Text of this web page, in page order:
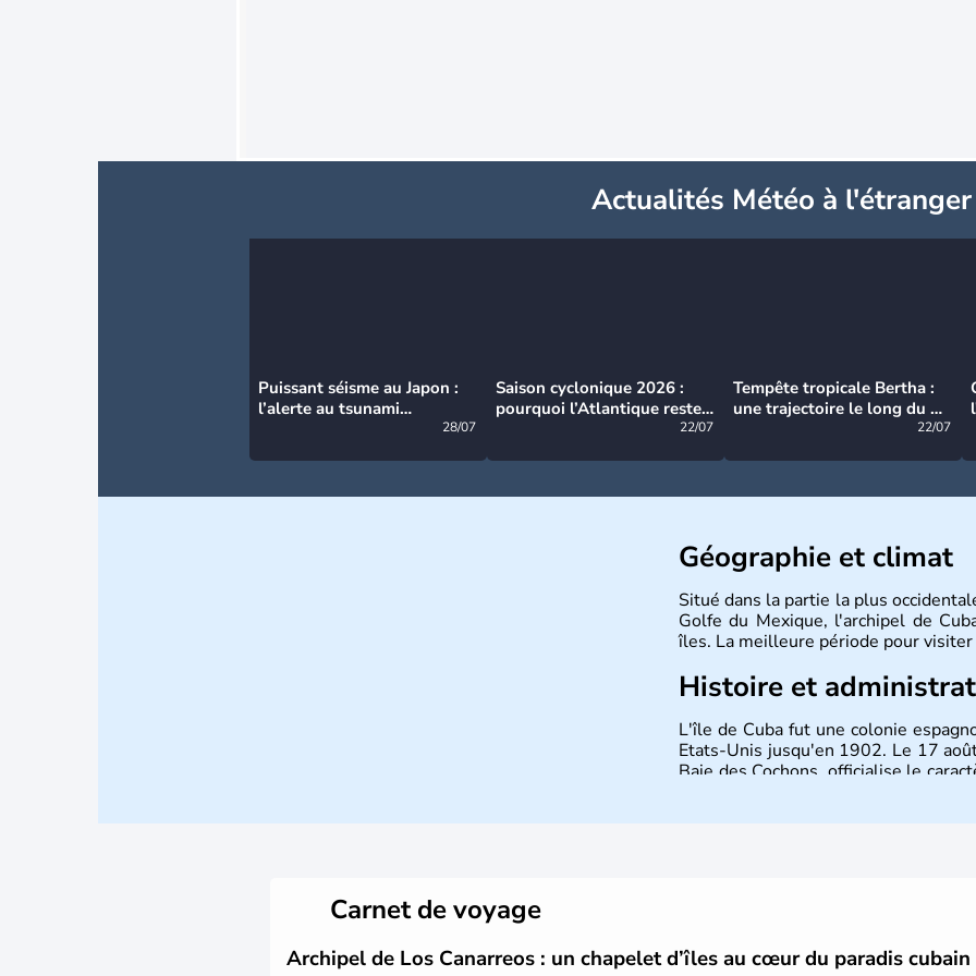
Actualités Météo à l'étranger
Puissant séisme au Japon :
l’alerte au tsunami
28/07
Saison cyclonique 2026 :
pourquoi l’Atlantique reste
22/07
Tempête tropicale Bertha :
une trajectoire le long du du
22/07
Géographie et climat
Situé dans la partie la plus
Golfe du Mexique, l'archipel de
îles. La meilleure période pour
Histoire et
L'île de Cuba fut une colonie
Etats-Unis jusqu'en 1902. Le 17
Baie des Cochons, officialise le
Carnet de voyage
Archipel de Los Canarreos : un chapelet d’îles au cœur du paradis cubain